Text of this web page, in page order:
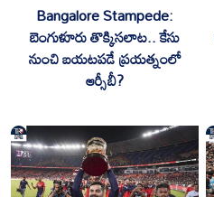
Bangalore Stampede:
బెంగుళూరు తొక్కిసలాట.. కేసు
నుంచి బయటపడే ప్రయత్నంలో
ఆర్సీబీ?